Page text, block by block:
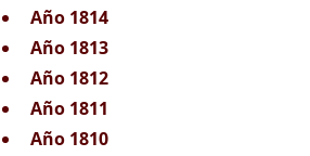
Año 1814
Año 1813
Año 1812
Año 1811
Año 1810